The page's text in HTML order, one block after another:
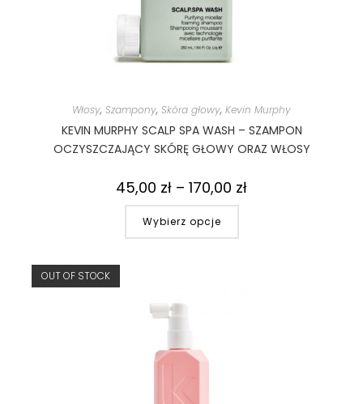
Włosy, Szampony, Skóra głowy, Kevin Murphy
KEVIN MURPHY SCALP SPA WASH – SZAMPON
OCZYSZCZAJĄCY SKÓRĘ GŁOWY ORAZ WŁOSY
45,00 zł – 170,00 zł
Wybierz opcje
OUT OF STOCK